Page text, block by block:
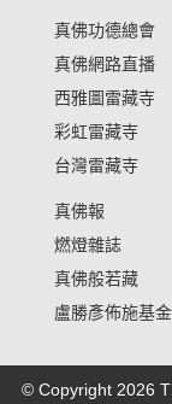
真佛功德總會
真佛網路直播
西雅圖雷藏寺
彩虹雷藏寺
台灣雷藏寺
真佛報
燃燈雜誌
真佛般若藏
盧勝彥佈施基
© Copyright 2026